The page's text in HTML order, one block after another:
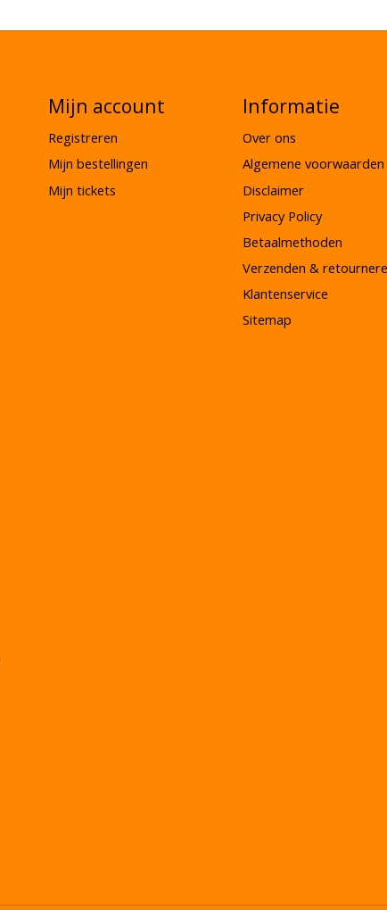
Mijn account
Registreren
Mijn bestellingen
Mijn tickets
Informatie
Over ons
Algemene voorwaarden
Disclaimer
Privacy Policy
Betaalmethoden
Verzenden &
Klantenservice
Sitemap